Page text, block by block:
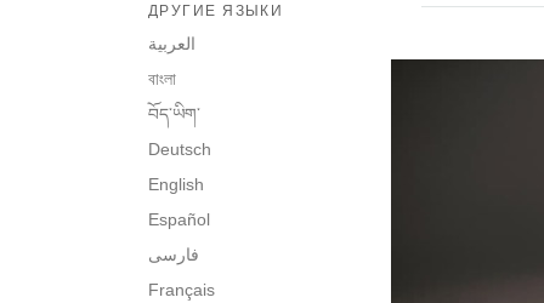
ДРУГИЕ ЯЗЫКИ
العربية
বাংলা
བོད་ཡིག་
Deutsch
English
Español
فارسی
Français